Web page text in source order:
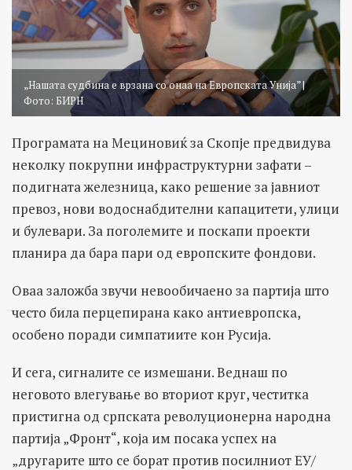
„Нашата судбина е врзана со онаа на Европската Унија” |
Фото: БИРН
Програмата на Мециновиќ за Скопје предвидува
неколку покрупни инфраструктурни зафати –
подигната железница, како решение за јавниот
превоз, нови водоснабдителни капацитети, улици
и булевари. За поголемите и поскапи проекти
планира да бара пари од европските фондови.
Оваа заложба звучи невообичаено за партија што
често била перцепирана како антиевропска,
особено поради симпатиите кон Русија.
И сега, сигналите се измешани. Веднаш по
неговото влегување во вториот круг, честитка
пристигна од српската револуционерна народна
партија „Фронт“, која им посака успех на
„другарите што се борат против посилниот ЕУ/